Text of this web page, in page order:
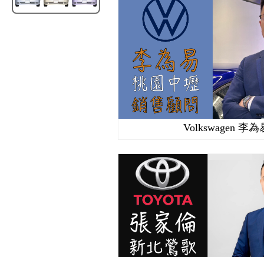
Volkswagen 李為